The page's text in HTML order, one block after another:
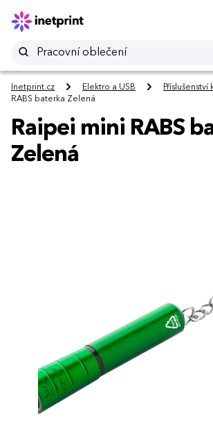
Inetprint.cz Elektro a USB Příslušenství
RABS baterka Zelená
Raipei mini RABS
Zelená